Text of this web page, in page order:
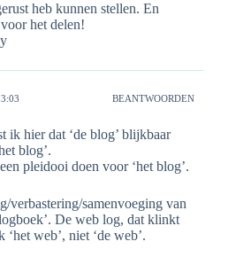
heb kunnen stellen. En
het delen!
BEANTWOORDEN
ik hier dat ‘de blog’ blijkbaar
blog’.
pleidooi doen voor ‘het blog’.
verbastering/samenvoeging van
De web log, dat klinkt
web’, niet ‘de web’.